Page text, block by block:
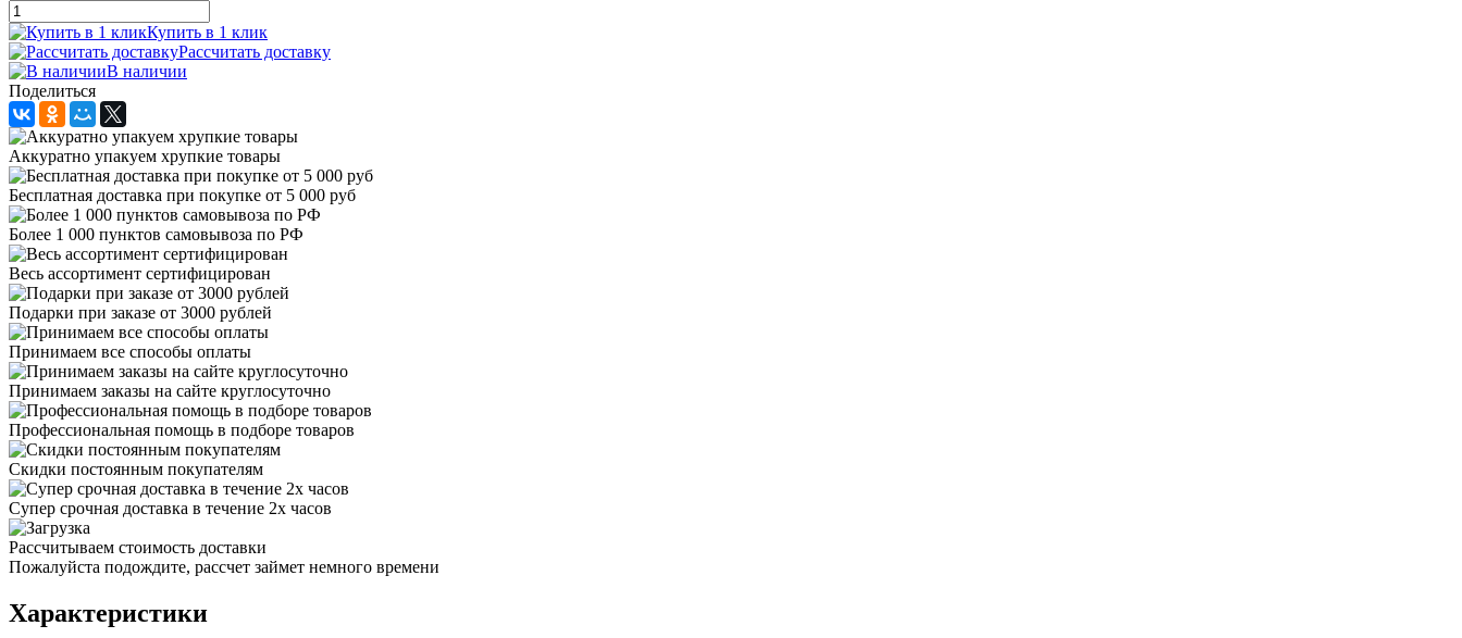
Купить в 1 клик
Рассчитать доставку
В наличии
Поделиться
Аккуратно упакуем хрупкие товары
Бесплатная доставка при покупке от 5 000 руб
Более 1 000 пунктов самовывоза по РФ
Весь ассортимент сертифицирован
Подарки при заказе от 3000 рублей
Принимаем все способы оплаты
Принимаем заказы на сайте круглосуточно
Профессиональная помощь в подборе товаров
Скидки постоянным покупателям
Супер срочная доставка в течение 2х часов
Рассчитываем стоимость доставки
Пожалуйста подождите, рассчет займет немного времени
Характеристики